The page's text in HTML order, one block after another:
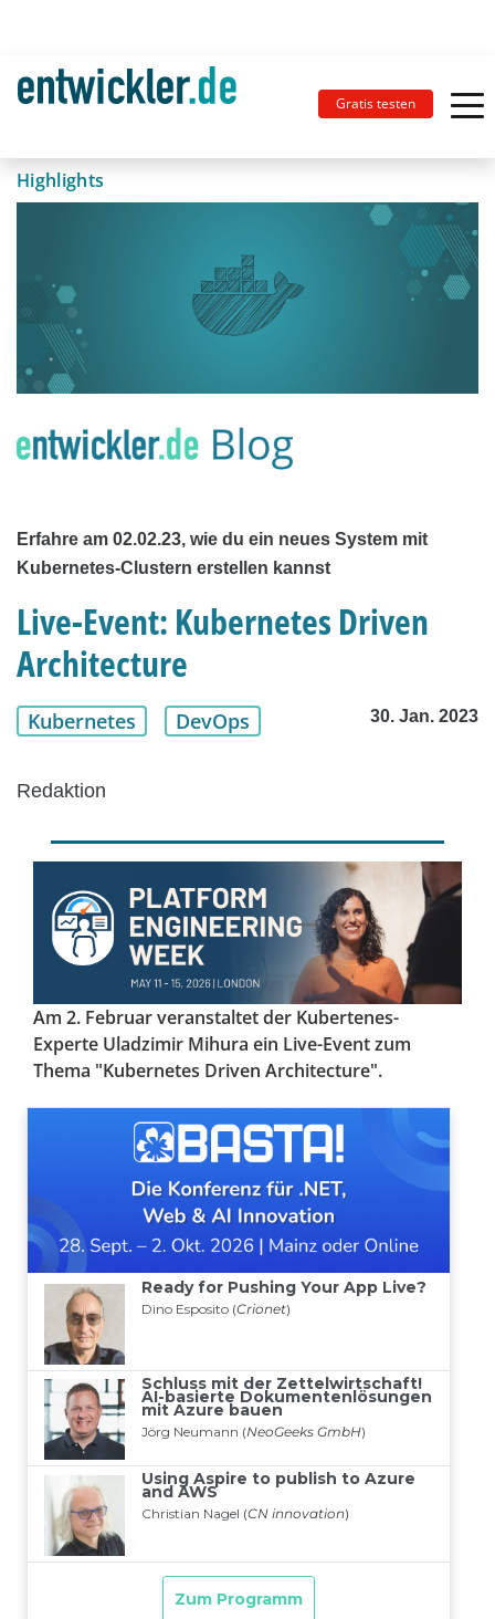
Gratis testen
Highlights
Erfahre am 02.02.23, wie du ein neues System mit
Kubernetes-Clustern erstellen kannst
Live-Event: Kubernetes Driven
Architecture
Kubernetes DevOps 30. Jan. 2023
Redaktion
Am 2. Februar veranstaltet der Kubertenes-
Experte Uladzimir Mihura ein Live-Event zum
Thema "Kubernetes Driven Architecture".